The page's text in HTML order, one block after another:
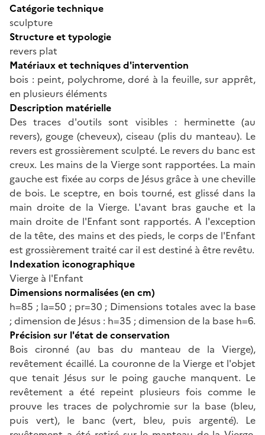
Catégorie technique
sculpture
Structure et typologie
revers plat
Matériaux et techniques d'intervention
bois : peint, polychrome, doré à la feuille, sur apprêt,
en plusieurs éléments
Description matérielle
Des traces d'outils sont visibles : herminette (au
revers), gouge (cheveux), ciseau (plis du manteau). Le
revers est grossièrement sculpté. Le revers du banc est
creux. Les mains de la Vierge sont rapportées. La main
gauche est fixée au corps de Jésus grâce à une cheville
de bois. Le sceptre, en bois tourné, est glissé dans la
main droite de la Vierge. L'avant bras gauche et la
main droite de l'Enfant sont rapportés. A l'exception
de la tête, des mains et des pieds, le corps de l'Enfant
est grossièrement traité car il est destiné à être revêtu.
Indexation iconographique
Vierge à l'Enfant
Dimensions normalisées (en cm)
h=85 ; la=50 ; pr=30 ; Dimensions totales avec la base
; dimension de Jésus : h=35 ; dimension de la base h=6.
Précision sur l'état de conservation
Bois cironné (au bas du manteau de la Vierge),
revêtement écaillé. La couronne de la Vierge et l'objet
que tenait Jésus sur le poing gauche manquent. Le
revêtement a été repeint plusieurs fois comme le
prouve les traces de polychromie sur la base (bleu,
puis vert), le banc (vert, bleu, puis argenté). Le